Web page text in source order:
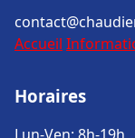
Accueil
Horaires